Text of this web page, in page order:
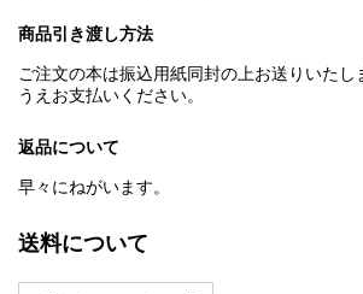
商品引き渡し方法
ご注文の本は振込用紙同封の上お送りいたし
うえお支払いください。
返品について
早々にねがいます。
送料について